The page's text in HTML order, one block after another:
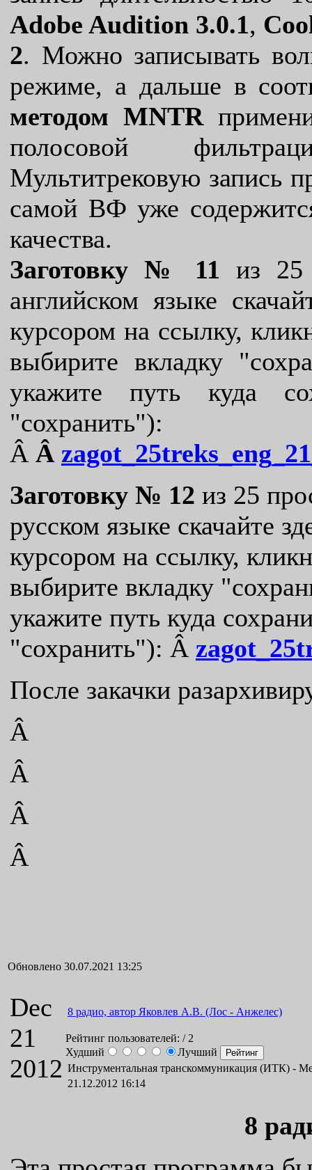
Adobe Audition 3.0.1,
2. Можно записывать
режиме, а дальше в
методом MNTR
полосовой
Мультитрековую запись
самой ВФ уже
качества.
Заготовку № 11 из 25
английском языке
курсором на ссылку,
выбирите вкладку
укажите путь куда
"сохранить"):
Â Â
Заготовку № 12 из 25
русском языке скачайте
курсором на ссылку,
выбирите вкладку
укажите путь куда
"сохранить"): Â
После закачки
Â
Â
Â
Â
Обновлено 30.07.2021 13:25
Dec
21
2012
8 радио, автор Яковлев А.В. (Лос - Анжелес)
Рейтинг пользователей: / 2
Худший
Лучший
Инструментальная транскоммуникация (ИТК) -
21.12.2012 16:14
8